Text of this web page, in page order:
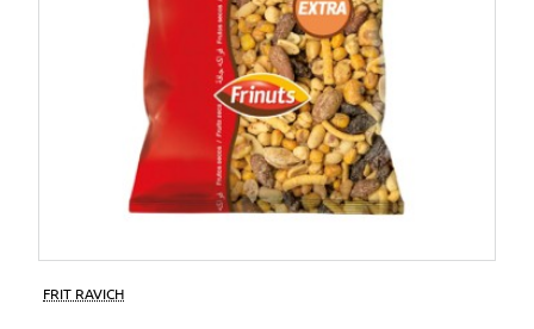
FRIT RAVICH